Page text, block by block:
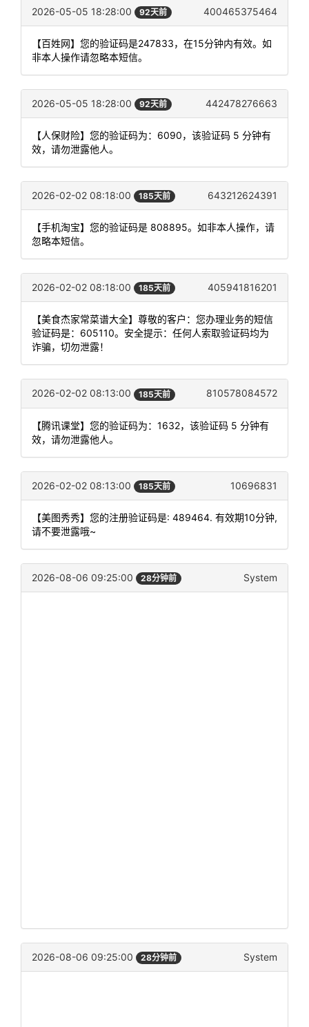
2026-05-05 18:28:00 92天前 400465375464
【百姓网】您的验证码是247833，在15分钟内有效。如
非本人操作请忽略本短信。
2026-05-05 18:28:00 92天前 442478276663
【人保财险】您的验证码为：6090，该验证码 5 分钟有
效，请勿泄露他人。
2026-02-02 08:18:00 185天前 643212624391
【手机淘宝】您的验证码是 808895。如非本人操作，请
忽略本短信。
2026-02-02 08:18:00 185天前 405941816201
【美食杰家常菜谱大全】尊敬的客户：您办理业务的短信
验证码是：605110。安全提示：任何人索取验证码均为
诈骗，切勿泄露！
2026-02-02 08:13:00 185天前 810578084572
【腾讯课堂】您的验证码为：1632，该验证码 5 分钟有
效，请勿泄露他人。
2026-02-02 08:13:00 185天前 10696831
【美图秀秀】您的注册验证码是: 489464. 有效期10分钟,
请不要泄露哦~
2026-08-06 09:25:00 28分钟前 System
2026-08-06 09:25:00 28分钟前 System